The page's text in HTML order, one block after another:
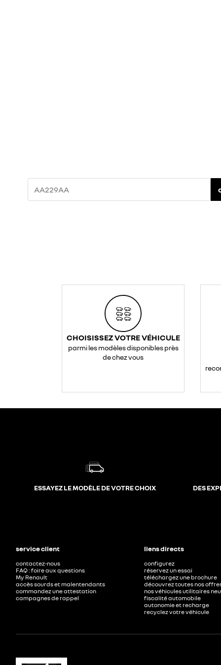
CHOISISSEZ VOTRE VÉHICULE
parmi les modèles disponibles près
de chez vous
ESSAYEZ LE MODÈLE DE VOTRE CHOIX DES
service client
contactez-nous
FAQ : foire aux questions
My Renault
accès sourds et malentendants
commandez une attestation
campagnes de rappel
liens directs
configurez
réservez un essai
téléchargez une brochure
découvrez toutes nos
nos véhicules utilitaires
fiscalité automobile
autonomie et recharge
recyclez votre véhicule